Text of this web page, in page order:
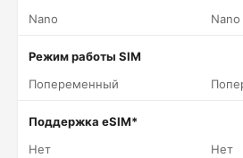
Nano
Nano
Режим работы SIM
Попеременный
Поддержка eSIM*
Нет
Нет